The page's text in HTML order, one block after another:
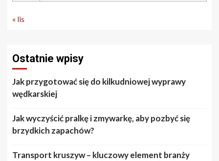
« lis
Ostatnie wpisy
Jak przygotować się do kilkudniowej wyprawy
wędkarskiej
Jak wyczyścić pralkę i zmywarkę, aby pozbyć się
brzydkich zapachów?
Transport kruszyw – kluczowy element branży